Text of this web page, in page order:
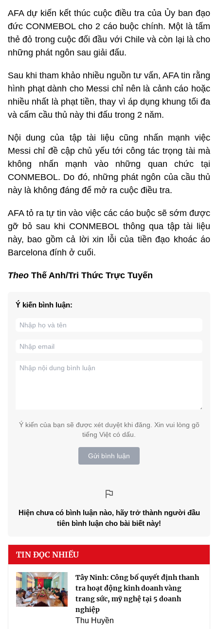
AFA dự kiến kết thúc cuộc điều tra của Ủy ban đạo
đức CONMEBOL cho 2 cáo buộc chính. Một là tấm
thẻ đỏ trong cuộc đối đầu với Chile và còn lại là cho
những phát ngôn sau giải đấu.
Sau khi tham khảo nhiều nguồn tư vấn, AFA tin rằng
hình phạt dành cho Messi chỉ nên là cảnh cáo hoặc
nhiều nhất là phạt tiền, thay vì áp dụng khung tối đa
và cấm cầu thủ này thi đấu trong 2 năm.
Nội dung của tập tài liệu cũng nhấn mạnh việc
Messi chỉ đề cập chủ yếu tới công tác trọng tài mà
không nhấn mạnh vào những quan chức tại
CONMEBOL. Do đó, những phát ngôn của cầu thủ
này là không đáng để mở ra cuộc điều tra.
AFA tỏ ra tự tin vào việc các cáo buộc sẽ sớm được
gỡ bỏ sau khi CONMEBOL thông qua tập tài liệu
này, bao gồm cả lời xin lỗi của tiền đạo khoác áo
Barcelona đính ở cuối.
Theo Thế Anh/Tri Thức Trực Tuyến
Ý kiến bình luận:
Ý kiến của bạn sẽ được xét duyệt khi đăng. Xin vui lòng gõ
tiếng Việt có dấu.
Gửi bình luận
Hiện chưa có bình luận nào, hãy trở thành người đầu
tiên bình luận cho bài biết này!
TIN ĐỌC NHIỀU
Tây Ninh: Công bố quyết định thanh
tra hoạt động kinh doanh vàng
trang sức, mỹ nghệ tại 5 doanh
nghiệp
Thu Huyền